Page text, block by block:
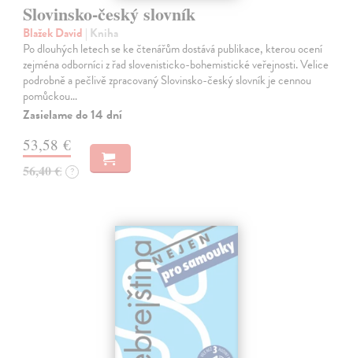
Slovinsko-český slovník
Blažek David | Kniha
Po dlouhých letech se ke čtenářům dostává publikace, kterou ocení
zejména odborníci z řad slovenisticko-bohemistické veřejnosti. Velice
podrobně a pečlivě zpracovaný Slovinsko-český slovník je cennou
pomůckou…
Zasielame do 14 dní
53,58 €
56,40 € ?